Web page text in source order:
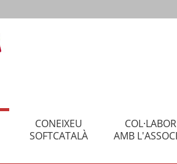
CONEIXEU
SOFTCATALÀ
AMB